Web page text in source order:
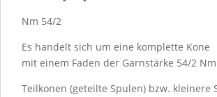
Nm 54/2
Es handelt sich um eine komplette Kone
mit einem Faden der Garnstärke 54/2
Teilkonen (geteilte Spulen) bzw. kleinere